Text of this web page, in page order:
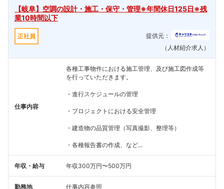
【岐阜】空調の設計・施工・保守・管理※年間休日125日※残
業10時間以下
正社員
提供元：
（人材紹介求人）
仕事内容
各種工事物件における施工管理、及び施工図作成等
を行っていただきます。
・進行スケジュールの管理
・プロジェクトにおける安全管理
・建造物の品質管理（写真撮影、整理等）
・各種報告書の作成、など...
年収・給与 年収300万円〜500万円
勤務地 仕事内容参照